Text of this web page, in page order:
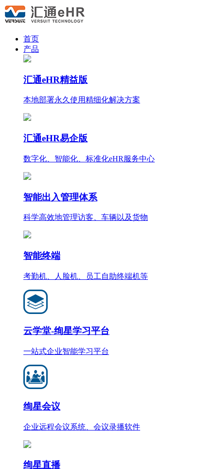
首页
产品
汇通eHR精益版
本地部署永久使用精细化解决方案
汇通eHR易企版
数字化、智能化、标准化eHR服务中心
智能出入管理体系
科学高效地管理访客、车辆以及货物
智能终端
考勤机、人脸机、员工自助终端机等
云学堂-绚星学习平台
一站式企业智能学习平台
绚星会议
企业远程会议系统、会议录播软件
绚星直播